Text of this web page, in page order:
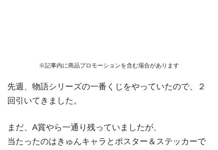
※記事内に商品プロモーションを含む場合があります
先週、物語シリーズの一番くじをやっていたので、２
回引いてきました。
まだ、A賞やら一通り残っていましたが、
当たったのはきゅんキャラとポスター＆ステッカーで